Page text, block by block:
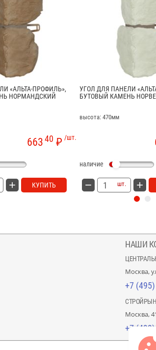
«АЛЬТА-ПРОФИЛЬ»,
НОРМАНДСКИЙ
/шт.
66340 ₽
КУПИТЬ
УГОЛ ДЛЯ ПАНЕЛИ
БУТОВЫЙ КАМЕНЬ
высота: 470мм
наличие
шт.
НАШИ
Москва,
+7
Москва,
+7